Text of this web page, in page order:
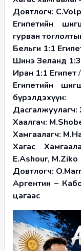
Довтлогч:
Египетийн
гурван
Бельги 1:1
Шинэ Зеланд
Иран 1:1 Египет
Египетийн
бүрэлдэхүүн:
Хаалгач:
Хамгаалагч:
Хагас
E.Ashour, M.Ziko
Довтлогч:
Аргентин –
цагаас